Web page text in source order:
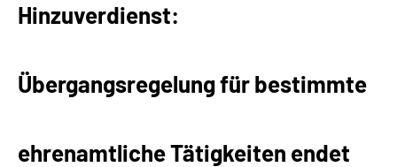
Beratung & Kontakt
Experten
Hinzuverdienst:
Übergangsregelung für bestimmte
ehrenamtliche Tätigkeiten endet